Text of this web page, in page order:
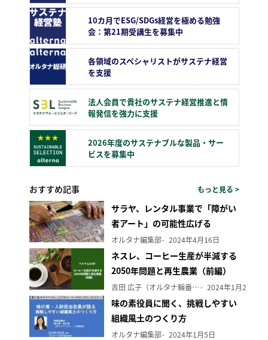
10カ月でESG/SDGs経営を極める勉強
会：第21期受講生を募集中
各領域のスペシャリストがサステナ経営
を支援
法人会員で貴社のサステナ経営推進と情
報発信を強力に支援
2026年度のサステナブルな製品・サー
ビスを募集中
おすすめ記事 もっと見る >
サラヤ、レンタル事業で「障がい
者アート」の可能性広げる
オルタナ編集部 2024年4月16日
ネスレ、コーヒー生産が半減する
2050年問題と再生農業（前編）
吉田 広子（オルタナ輪番編集長） 2024年1月29日
味の素役員に聞く、挑戦しやすい
組織風土のつくり方
オルタナ編集部 2024年1月5日